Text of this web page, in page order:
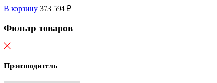
В корзину 373 594 ₽
Фильтр товаров
Производитель